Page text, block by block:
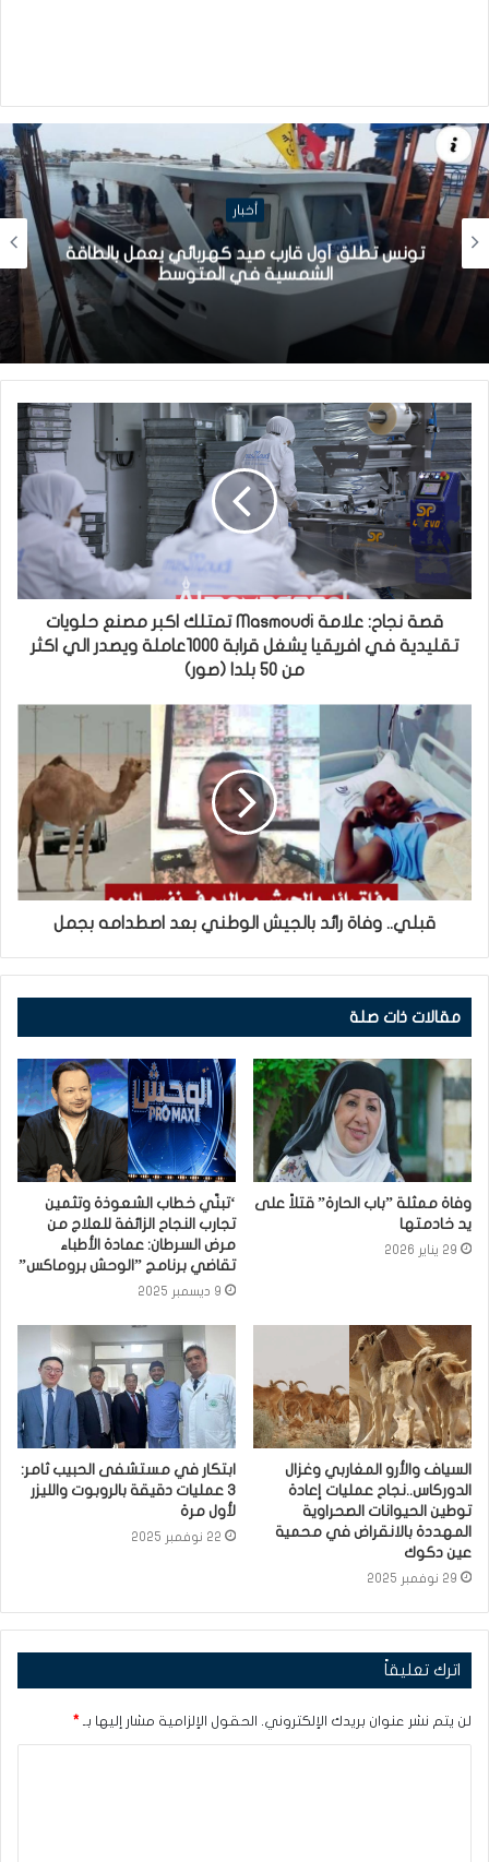
أخبار
تونس تطلق أول قارب صيد كهربائي يعمل بالطاقة
الشمسية في المتوسط
قصة نجاح: علامة Masmoudi تمتلك اكبر مصنع حلويات
تقليدية في افريقيا يشغل قرابة 1000عاملة ويصدر الي اكثر
من 50 بلدا (صور)
قبلي.. وفاة رائد بالجيش الوطني بعد اصطدامه بجمل
مقالات ذات صلة
وفاة ممثلة ”باب الحارة” قتلاً على
يد خادمتها⁩
29 يناير 2026
‘تبنّي خطاب الشعوذة وتثمين
تجارب النجاح الزائفة للعلاج من
مرض السرطان: عمادة الأطباء
تقاضي برنامج ”الوحش بروماكس”
9 ديسمبر 2025
السياف والأرو المغاربي وغزال
الدوركاس..نجاح عمليات إعادة
توطين الحيوانات الصحراوية
المهددة بالانقراض في محمية
عين دكوك
29 نوفمبر 2025
ابتكار في مستشفى الحبيب ثامر:
3 عمليات دقيقة بالروبوت والليزر
لأول مرة
22 نوفمبر 2025
اترك تعليقاً
لن يتم نشر عنوان بريدك الإلكتروني. الحقول الإلزامية مشار إليها بـ *